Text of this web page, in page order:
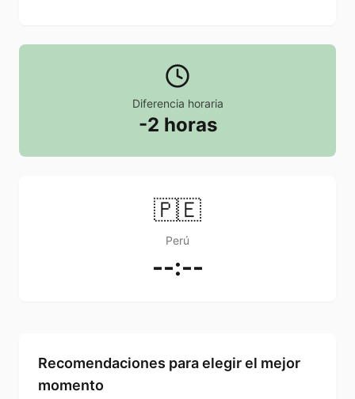
Diferencia horaria
-2 horas
🇵🇪
Perú
--:--
Recomendaciones para elegir el mejor
momento